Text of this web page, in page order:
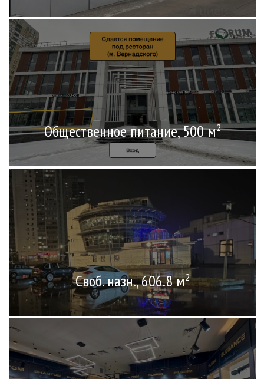
Общественное питание, 500 м2
Своб. назн., 606.8 м2